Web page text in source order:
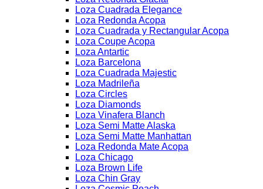
Loza Cuadrada Elegance
Loza Redonda Acopa
Loza Cuadrada y Rectangular Acopa
Loza Coupe Acopa
Loza Antartic
Loza Barcelona
Loza Cuadrada Majestic
Loza Madrileña
Loza Circles
Loza Diamonds
Loza Vinafera Blanch
Loza Semi Matte Alaska
Loza Semi Matte Manhattan
Loza Redonda Mate Acopa
Loza Chicago
Loza Brown Life
Loza Chin Gray